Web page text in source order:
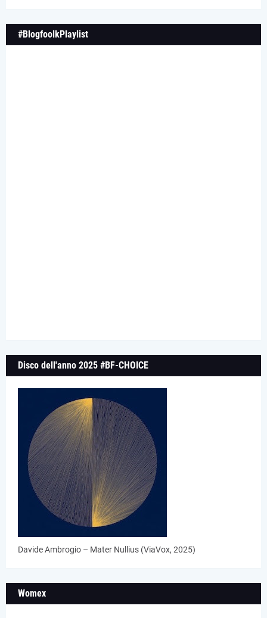
#BlogfoolkPlaylist
Disco dell'anno 2025 #BF-CHOICE
Davide Ambrogio – Mater Nullius (ViaVox, 2025)
Womex